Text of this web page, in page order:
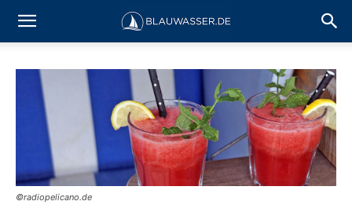
©radiopelicano.de